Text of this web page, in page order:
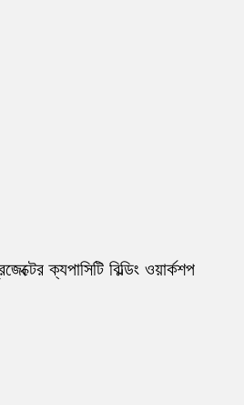
ক্যপাসিটি বিল্ডিং ওয়ার্কশপ